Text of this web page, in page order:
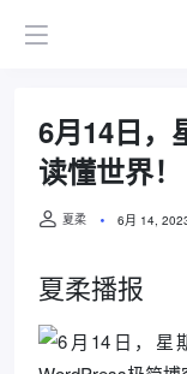
6月14日，
读懂世界！
夏柔 6月 14,
夏柔播报